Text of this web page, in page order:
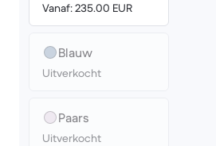
Vanaf: 235.00 EUR
Blauw
Uitverkocht
Paars
Uitverkocht